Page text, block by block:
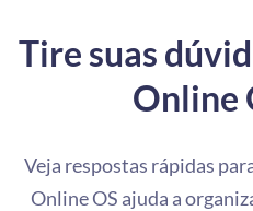
Tire suas
Online
Veja respostas rápidas
Online OS ajuda a